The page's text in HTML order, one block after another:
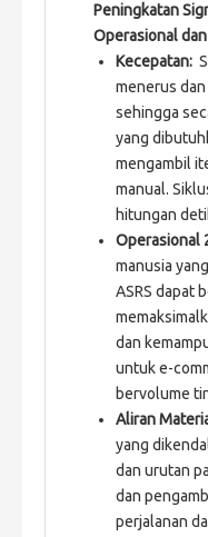
Peningkatan
Operasional
Kecepatan:
menerus
sehingga
yang
mengambil
manual.
hitungan
Operasional
manusia
ASRS dapat
dan
untuk e-
bervolume
Aliran
yang
dan urutan
dan
perjalanan